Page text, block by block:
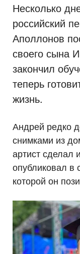
Несколько
российский
Аполлонов
своего сына
закончил
теперь
жизнь.
Андрей редко
снимками из
артист сделал
опубликовал в
которой он